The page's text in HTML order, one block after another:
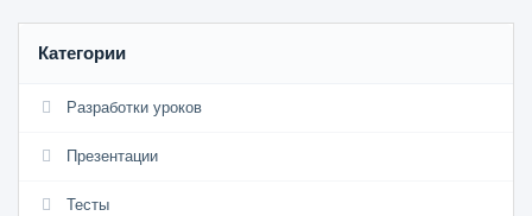
Категории
Разработки уроков
Презентации
Тесты